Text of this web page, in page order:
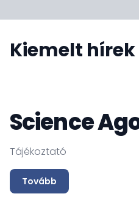
Kiemelt hírek
Science
Tájékoztató
Tovább